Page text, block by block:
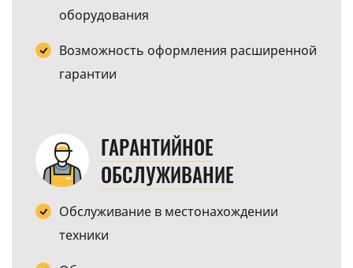
оборудования
Возможность оформления расширенной
гарантии
ГАРАНТИЙНОЕ
ОБСЛУЖИВАНИЕ
Обслуживание в местонахождении
техники